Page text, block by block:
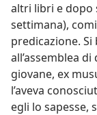
altri libri e dopo
settimana),
predicazione.
all’assemblea
giovane, ex
l’aveva
egli lo sapesse,